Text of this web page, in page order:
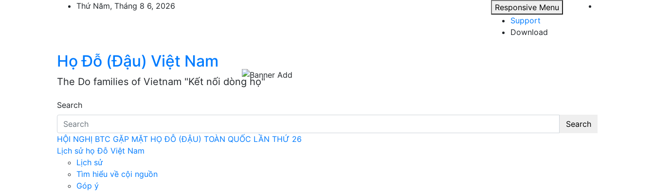
Thứ Năm, Tháng 8 6, 2026
Responsive Menu
Support
Download
Họ Đỗ (Đậu) Việt Nam
The Do families of Vietnam "Kết nối dòng họ"
Search
Search
HỘI NGHỊ BTC GẶP MẶT HỌ ĐỖ (ĐẬU) TOÀN QUỐC LẦN THỨ 26
Lịch sử họ Đỗ Việt Nam
Lịch sử
Tìm hiểu về cội nguồn
Góp ý